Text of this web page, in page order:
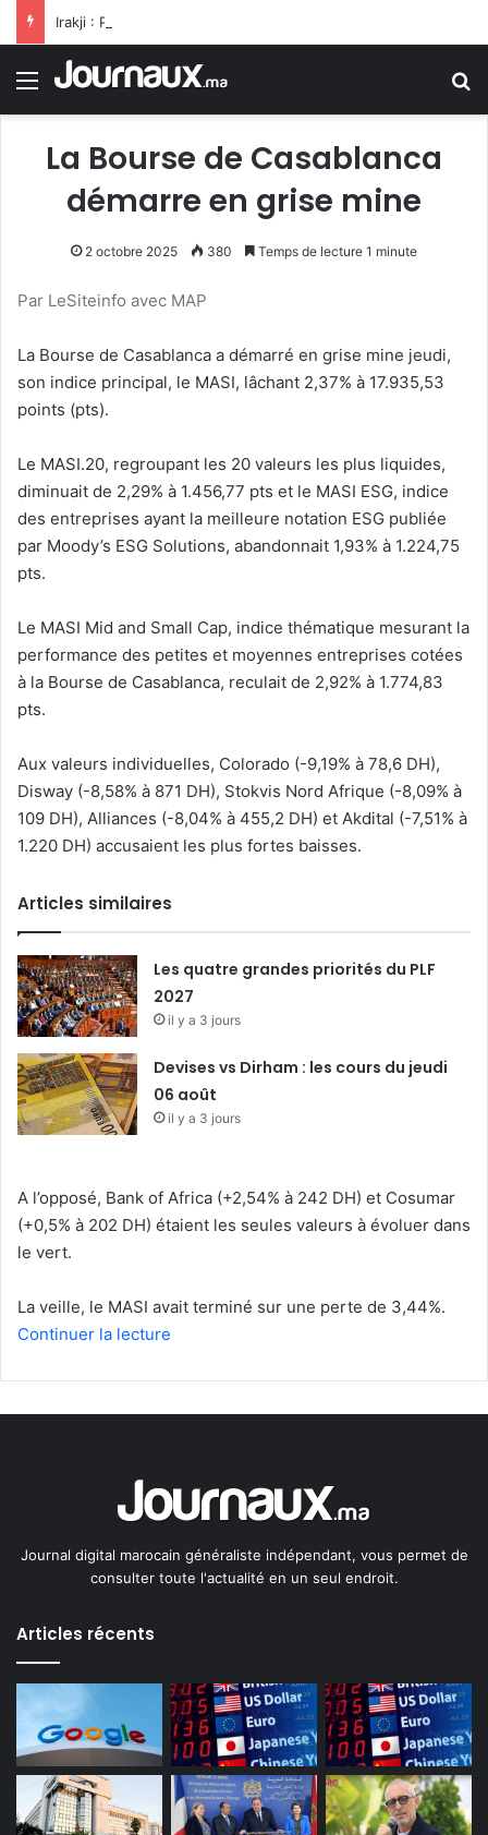
Menu
La Bourse de Casablanca
démarre en grise mine
2 octobre 2025 380 Temps de lecture 1 minute
Par LeSiteinfo avec MAP
La Bourse de Casablanca a démarré en grise mine jeudi,
son indice principal, le MASI, lâchant 2,37% à 17.935,53
points (pts).
Le MASI.20, regroupant les 20 valeurs les plus liquides,
diminuait de 2,29% à 1.456,77 pts et le MASI ESG, indice
des entreprises ayant la meilleure notation ESG publiée
par Moody’s ESG Solutions, abandonnait 1,93% à 1.224,75
pts.
Le MASI Mid and Small Cap, indice thématique mesurant la
performance des petites et moyennes entreprises cotées
à la Bourse de Casablanca, reculait de 2,92% à 1.774,83
pts.
Aux valeurs individuelles, Colorado (-9,19% à 78,6 DH),
Disway (-8,58% à 871 DH), Stokvis Nord Afrique (-8,09% à
109 DH), Alliances (-8,04% à 455,2 DH) et Akdital (-7,51% à
1.220 DH) accusaient les plus fortes baisses.
Articles similaires
Les quatre grandes priorités du PLF
2027
il y a 3 jours
Devises vs Dirham : les cours du jeudi
06 août
il y a 3 jours
A l’opposé, Bank of Africa (+2,54% à 242 DH) et Cosumar
(+0,5% à 202 DH) étaient les seules valeurs à évoluer dans
le vert.
La veille, le MASI avait terminé sur une perte de 3,44%.
Continuer la lecture
Journal digital marocain généraliste indépendant, vous permet de
consulter toute l'actualité en un seul endroit.
Articles récents